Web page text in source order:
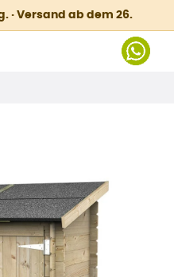
· Versand ab dem 26.